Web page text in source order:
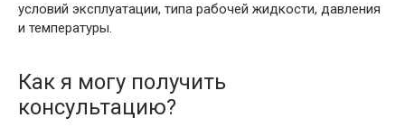
условий эксплуатации, типа рабочей жидкости, давления
и температуры.
Как я могу получить
консультацию?